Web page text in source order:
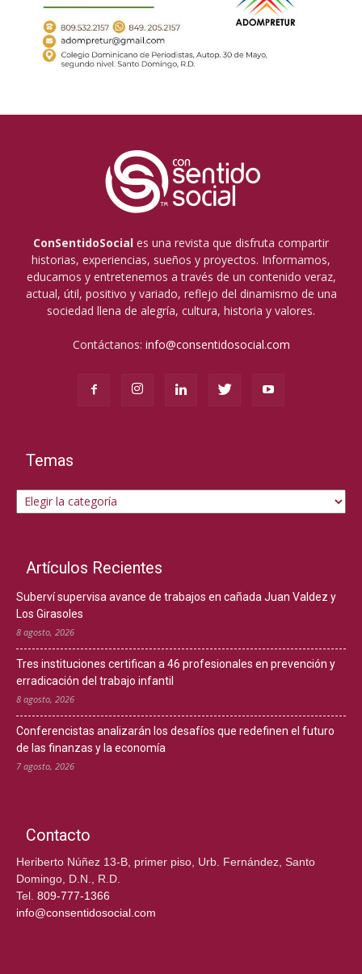
ConSentidoSocial es una revista que disfruta compartir
historias, experiencias, sueños y proyectos. Informamos,
educamos y entretenemos a través de un contenido veraz,
actual, útil, positivo y variado, reflejo del dinamismo de una
sociedad llena de alegría, cultura, historia y valores.
Contáctanos: info@consentidosocial.com
Temas
Temas
Artículos Recientes
Suberví supervisa avance de trabajos en cañada Juan Valdez y
Los Girasoles
8 agosto, 2026
Tres instituciones certifican a 46 profesionales en prevención y
erradicación del trabajo infantil
8 agosto, 2026
Conferencistas analizarán los desafíos que redefinen el futuro
de las finanzas y la economía
7 agosto, 2026
Contacto
Heriberto Núñez 13-B, primer piso, Urb. Fernández, Santo
Domingo, D.N., R.D.
Tel. 809-777-1366
info@consentidosocial.com